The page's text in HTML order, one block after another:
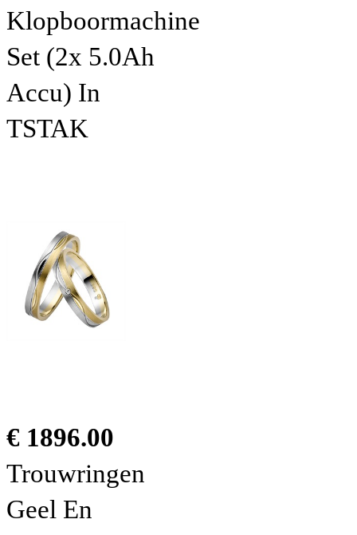
Klopboormachine
Set (2x 5.0Ah
Accu) In
TSTAK
€ 1896.00
Trouwringen
Geel En